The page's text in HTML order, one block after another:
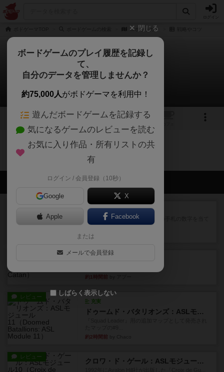
ロボサッカー
ロボサッカー
0件の戦略やコツ
ロボサッカーのトップに戻る
会員の新しい投稿
ゴットファイブ！
自分の前に背を向けて並ぶ5枚の手札の数字を当て
るゲーム。相手の手札/場...
約1時間前
約1時間前
レビュー
充実
ドゥームド・バタリオンズ：ASLモジュール11
約2時間前
レビュー
クロワ・ド・ゲール：ASLモジュール10
閉じる
ボードゲームのプレイ履歴を記録し
て、
自分のデータを管理しませんか？
約75,000人がボドゲーマを利用中！
遊んだボードゲームを記録する
気になるゲームのレビューを読む
お気に入り作品・所有リストの共
有
ログイン / 会員登録（10秒）
Google X
Apple Facebook
または
メールで会員登録
しばらく表示しない